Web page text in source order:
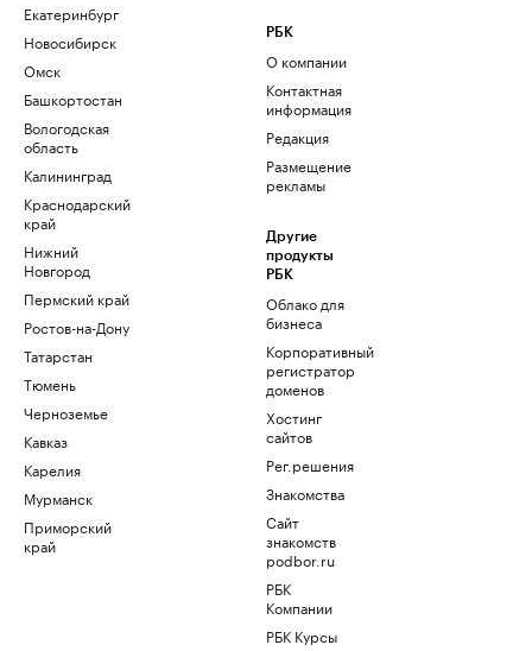
Екатеринбург
Новосибирск
Омск
Башкортостан
Вологодская
область
Калининград
Краснодарский
край
Нижний
Новгород
Пермский край
Ростов-на-Дону
Татарстан
Тюмень
Черноземье
Кавказ
Карелия
Мурманск
Приморский
край
РБК
О компании
Контактная
информация
Редакция
Размещение
рекламы
Другие
продукты
РБК
Облако для
бизнеса
Корпоративный
регистратор
доменов
Хостинг
сайтов
Рег.решения
Знакомства
Сайт
знакомств
podbor.ru
РБК
Компании
РБК Курсы